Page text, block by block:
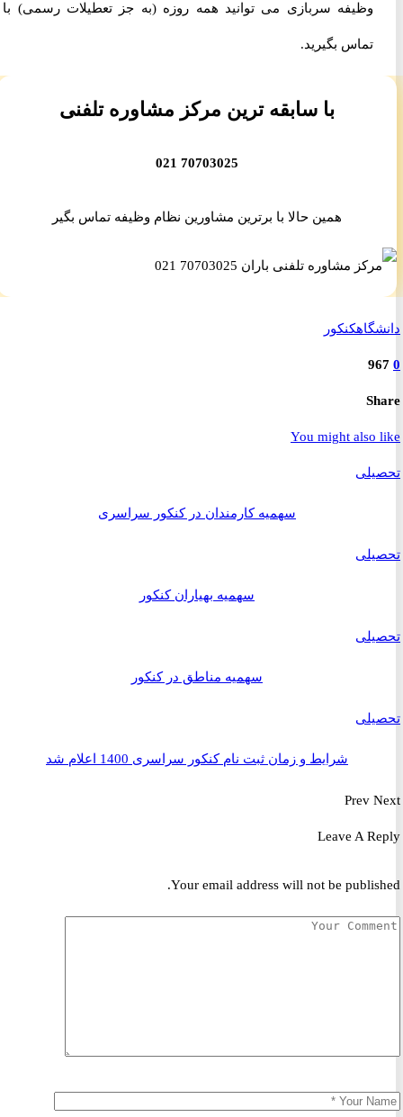
وظیفه سربازی می توانید همه روزه (به جز تعطیلات رسمی) با ما
تماس بگیرید.
با سابقه ترین مرکز مشاوره تلفنی
70703025 021
همین حالا با برترین مشاورین نظام وظیفه تماس بگیر
کنکور
You might
سهمیه کارمندان در کنکور سراسری
سهمیه بهیاران کنکور
سهمیه مناطق در کنکور
شرایط و زمان ثبت نام کنکور سراسری 1400 اعلام شد
Prev
Leave A
Your email address will not be